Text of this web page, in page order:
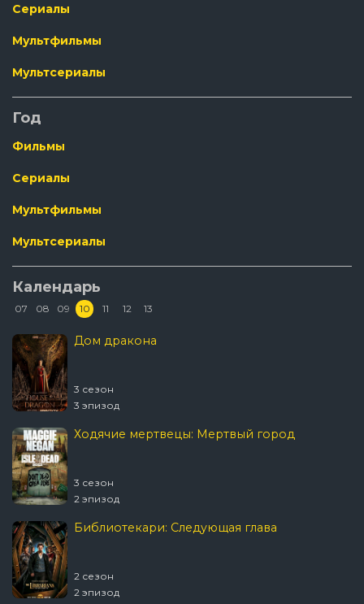
Сериалы
Мультфильмы
Мультсериалы
Год
Фильмы
Сериалы
Мультфильмы
Мультсериалы
Календарь
07 08 09 10 11 12 13
Дом дракона
3 сезон
3 эпизод
Ходячие мертвецы: Мертвый город
3 сезон
2 эпизод
Библиотекари: Следующая глава
2 сезон
2 эпизод